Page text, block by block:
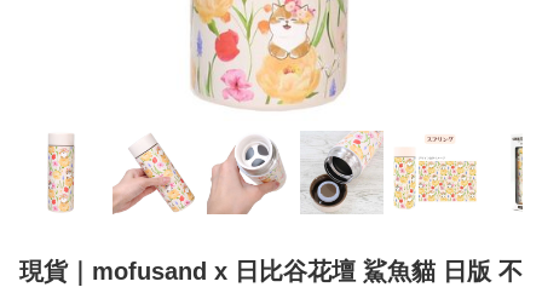
現貨｜mofusand x 日比谷花壇 鯊魚貓 日版 不